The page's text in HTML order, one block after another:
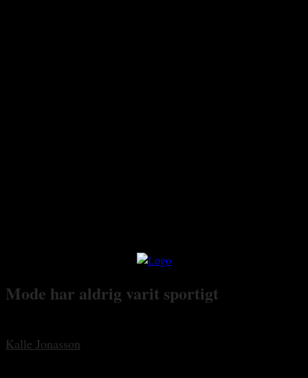
Mode har aldrig varit sportigt
Kalle Jonasson